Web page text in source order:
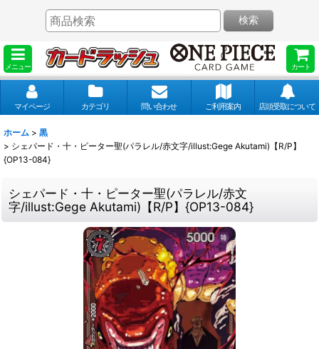
メニュー カート
検索
マイページ カテゴリ 問い合わせ ご利用案内 店頭受取について
ホーム > 黒
> シェパード・十・ピーター聖(パラレル/赤文字/illust:Gege Akutami)【R/P】
{OP13-084}
シェパード・十・ピーター聖(パラレル/赤文
字/illust:Gege Akutami)【R/P】{OP13-084}